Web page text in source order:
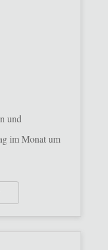
und
im Monat um